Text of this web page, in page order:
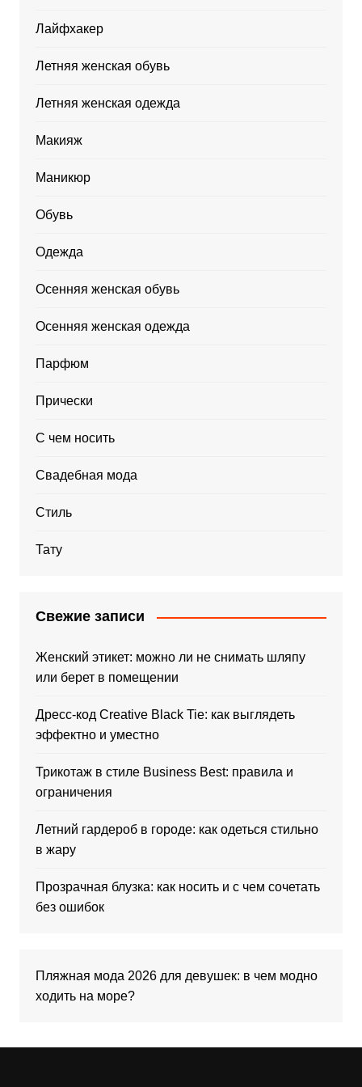
Лайфхакер
Летняя женская обувь
Летняя женская одежда
Макияж
Маникюр
Обувь
Одежда
Осенняя женская обувь
Осенняя женская одежда
Парфюм
Прически
С чем носить
Свадебная мода
Стиль
Тату
Свежие записи
Женский этикет: можно ли не снимать шляпу
или берет в помещении
Дресс-код Creative Black Tie: как выглядеть
эффектно и уместно
Трикотаж в стиле Business Best: правила и
ограничения
Летний гардероб в городе: как одеться стильно
в жару
Прозрачная блузка: как носить и с чем сочетать
без ошибок
Пляжная мода 2026 для девушек: в чем модно
ходить на море?